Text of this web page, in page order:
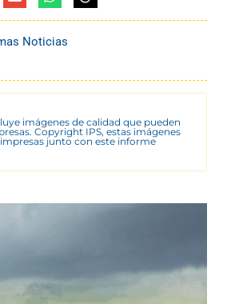
Noticias
imágenes de calidad que pueden
Copyright IPS, estas imágenes
junto con este informe